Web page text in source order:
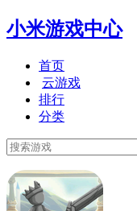
小米游戏中心
首页
云游戏
排行
分类